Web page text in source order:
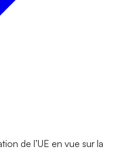
de l’UE en vue sur la